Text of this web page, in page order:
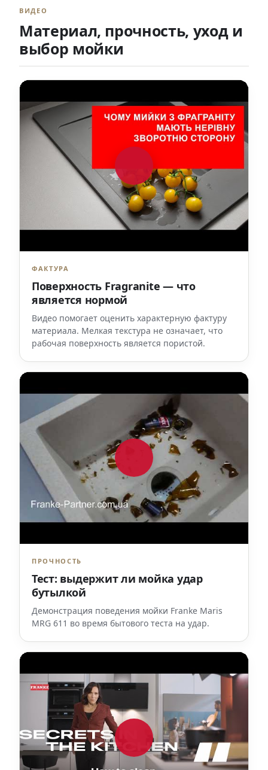
ВИДЕО
Материал, прочность, уход и
выбор мойки
ФАКТУРА
Поверхность Fragranite — что
является нормой
Видео помогает оценить характерную фактуру
материала. Мелкая текстура не означает, что
рабочая поверхность является пористой.
ПРОЧНОСТЬ
Тест: выдержит ли мойка удар
бутылкой
Демонстрация поведения мойки Franke Maris
MRG 611 во время бытового теста на удар.